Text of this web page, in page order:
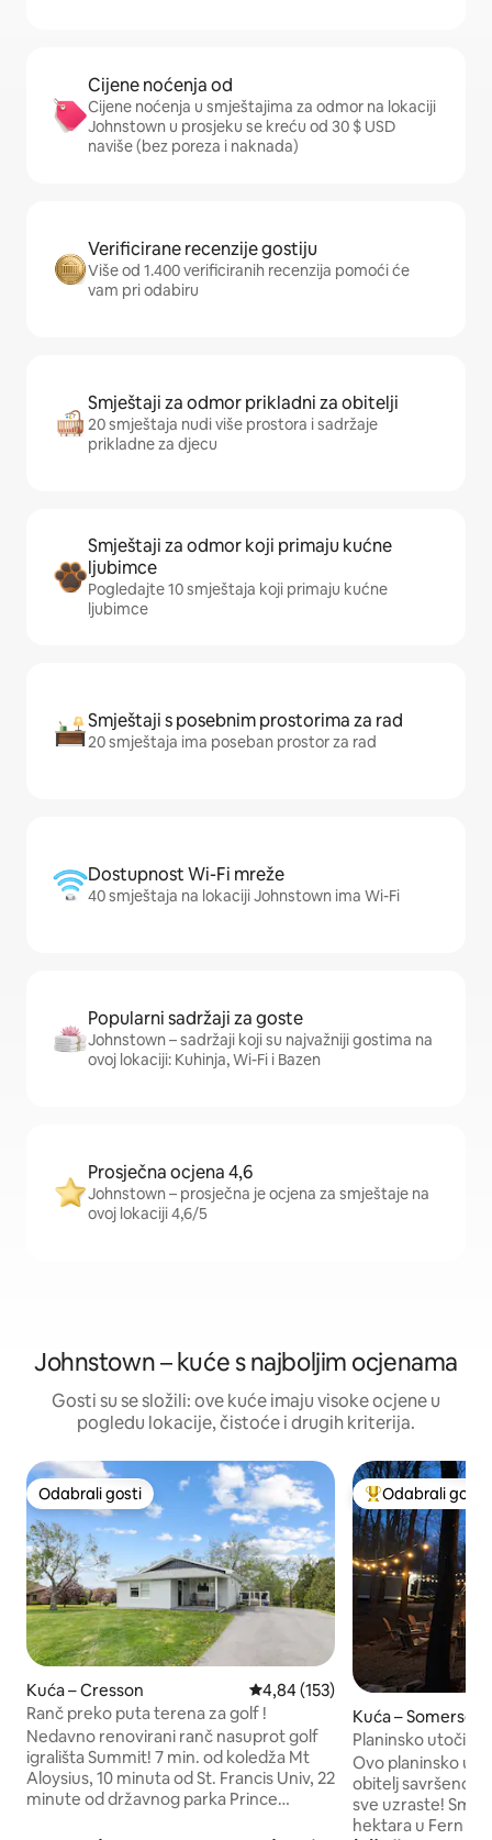
Cijene noćenja od
Cijene noćenja u smještajima za odmor na lokaciji
Johnstown u prosjeku se kreću od 30 $ USD
naviše (bez poreza i naknada)
Verificirane recenzije gostiju
Više od 1.400 verificiranih recenzija pomoći će
vam pri odabiru
Smještaji za odmor prikladni za obitelji
20 smještaja nudi više prostora i sadržaje
prikladne za djecu
Smještaji za odmor koji primaju kućne
ljubimce
Pogledajte 10 smještaja koji primaju kućne
ljubimce
Smještaji s posebnim prostorima za rad
20 smještaja ima poseban prostor za rad
Dostupnost Wi-Fi mreže
40 smještaja na lokaciji Johnstown ima Wi-Fi
Popularni sadržaji za goste
Johnstown – sadržaji koji su najvažniji gostima na
ovoj lokaciji: Kuhinja, Wi-Fi i Bazen
Prosječna ocjena 4,6
Johnstown – prosječna je ocjena za smještaje na
ovoj lokaciji 4,6/5
Johnstown – kuće s najboljim ocjenama
Gosti su se složili: ove kuće imaju visoke ocjene u
pogledu lokacije, čistoće i drugih kriterija.
Odabrali gosti
Odabrali gosti
Kuća – Cresson Prosječna ocjena: 4,84/5,
4,84 (153)
Ranč preko puta terena za golf !
Nedavno renovirani ranč nasuprot golf
igrališta Summit! 7 min. od koledža Mt
Aloysius, 10 minuta od St. Francis Univ, 22
minute od državnog parka Prince
Među najviše
Odabrali gosti
Kuća – Somerset
Planinsko
kazalište i
Ovo planinsko
obitelj savršeno
sve uzraste!
hektara u Fern